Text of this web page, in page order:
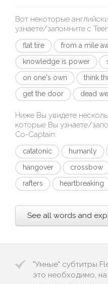
Вот некоторые
узнаете/запомните с
flat tire from a mile
knowledge is power
on one's own
think
get the door
dead
Ниже Вы увидете
которые Вы узнаете/
Co-Captain:
catatonic humanly
hangover
crossbow
rafters
heartbreaking
See all words and
"Умные" субтитры
это необходимо,